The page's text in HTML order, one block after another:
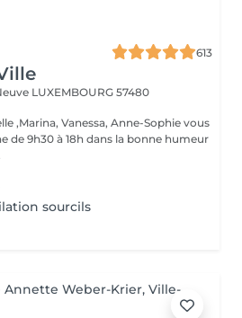
613
LUXEMBOURG 57480
,Marina, Vanessa, Anne-Sophie vous
de 9h30 à 18h dans la bonne humeur
sourcils